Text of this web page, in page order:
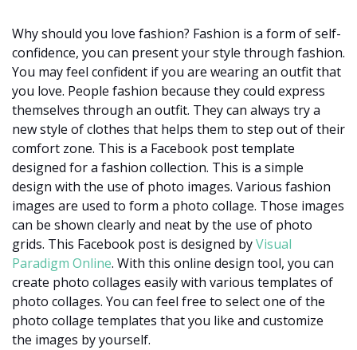
Why should you love fashion? Fashion is a form of self-
confidence, you can present your style through fashion.
You may feel confident if you are wearing an outfit that
you love. People fashion because they could express
themselves through an outfit. They can always try a
new style of clothes that helps them to step out of their
comfort zone. This is a Facebook post template
designed for a fashion collection. This is a simple
design with the use of photo images. Various fashion
images are used to form a photo collage. Those images
can be shown clearly and neat by the use of photo
grids. This Facebook post is designed byVisual
Paradigm Online. With this online design tool, you can
create photo collages easily with various templates of
photo collages. You can feel free to select one of the
photo collage templates that you like and customize
the images by yourself.